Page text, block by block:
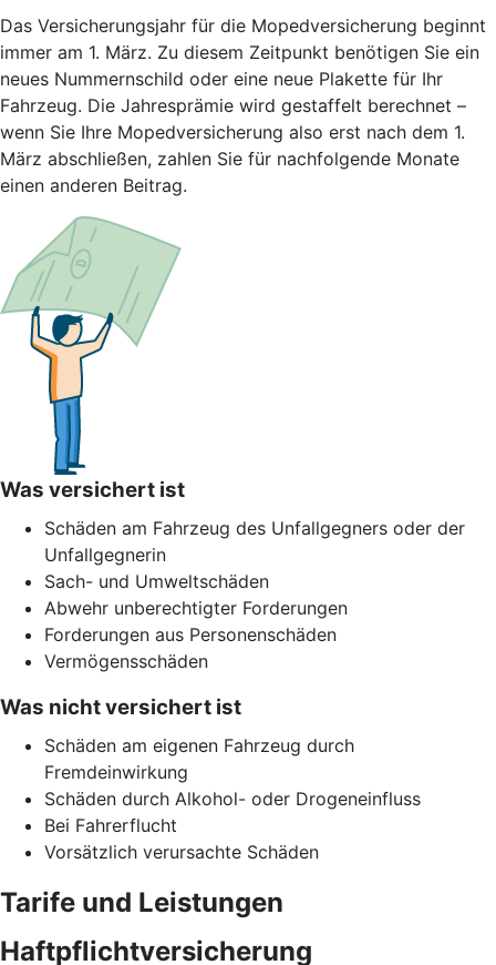
Das Versicherungsjahr für die Mopedversicherung beginnt
immer am 1. März. Zu diesem Zeitpunkt benötigen Sie ein
neues Nummernschild oder eine neue Plakette für Ihr
Fahrzeug. Die Jahresprämie wird gestaffelt berechnet –
wenn Sie Ihre Mopedversicherung also erst nach dem 1.
März abschließen, zahlen Sie für nachfolgende Monate
einen anderen Beitrag.
Was versichert ist
Schäden am Fahrzeug des Unfallgegners oder der
Unfallgegnerin
Sach- und Umweltschäden
Abwehr unberechtigter Forderungen
Forderungen aus Personenschäden
Vermögensschäden
Was nicht versichert ist
Schäden am eigenen Fahrzeug durch
Fremdeinwirkung
Schäden durch Alkohol- oder Drogeneinfluss
Bei Fahrerflucht
Vorsätzlich verursachte Schäden
Tarife und Leistungen
Haftpflichtversicherung